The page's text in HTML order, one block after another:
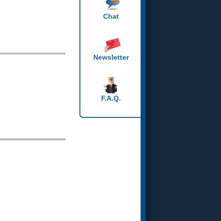
Chat
Newsletter
F.A.Q.